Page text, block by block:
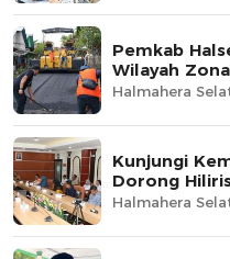
Pemkab
Wilayah
Halmahera
Kunjungi
Dorong
Halmahera